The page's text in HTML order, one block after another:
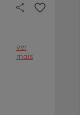
ver
mais